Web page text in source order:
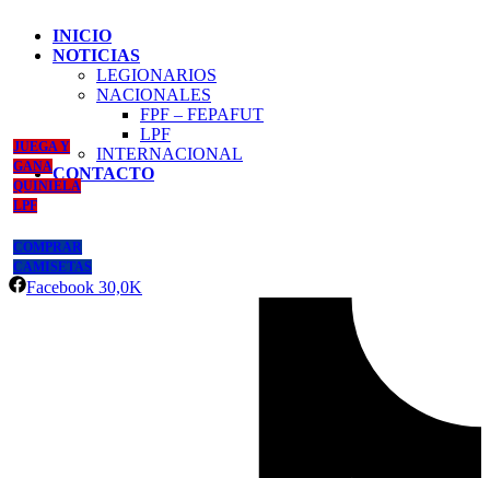
INICIO
NOTICIAS
LEGIONARIOS
NACIONALES
FPF – FEPAFUT
LPF
INTERNACIONAL
CONTACTO
JUEGA Y
GANA
QUINIELA
LPF
COMPRAR
CAMISETAS
Facebook 30,0K